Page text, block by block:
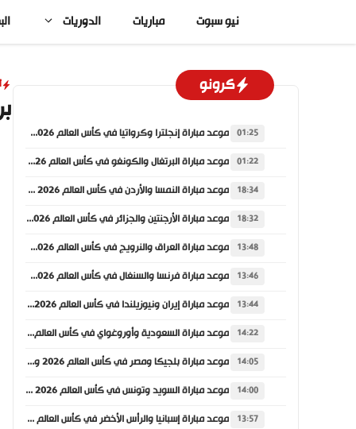
المحتوى
نيو سبوت مباريات الدوريات
كرونو
01:25 موعد مباراة إنجلترا وكرواتيا في كأس العالم 2026 والقنوات الناقلة
01:22 موعد مباراة البرتغال والكونغو في كأس العالم 2026 والقنوات الناقلة
18:34 موعد مباراة النمسا والأردن في كأس العالم 2026 والقنوات الناقلة
18:32 موعد مباراة الأرجنتين والجزائر في كأس العالم 2026 والقنوات الناقلة
13:48 موعد مباراة العراق والنرويج في كأس العالم 2026 والقنوات الناقلة
13:46 موعد مباراة فرنسا والسنغال في كأس العالم 2026 والقنوات الناقلة
13:44 موعد مباراة إيران ونيوزيلندا في كأس العالم 2026 والقنوات الناقلة
14:22 موعد مباراة السعودية وأوروغواي في كأس العالم 2026 والقنوات الناقلة
14:05 موعد مباراة بلجيكا ومصر في كأس العالم 2026 والقنوات الناقلة
14:00 موعد مباراة السويد وتونس في كأس العالم 2026 والقنوات الناقلة
13:57 موعد مباراة إسبانيا والرأس الأخضر في كأس العالم 2026 والقنوات الناقلة